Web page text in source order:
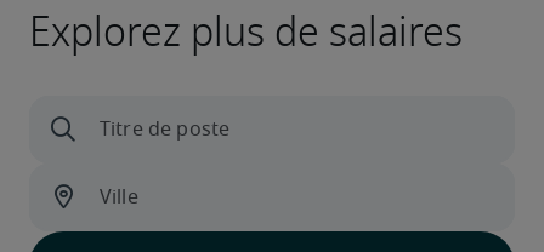
Explorez plus de salaires